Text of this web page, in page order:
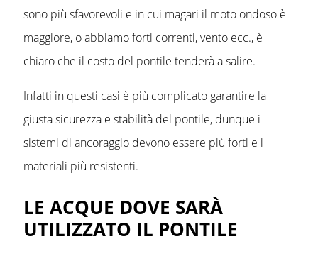
sono più sfavorevoli e in cui magari il moto ondoso è
maggiore, o abbiamo forti correnti, vento ecc., è
chiaro che il costo del pontile tenderà a salire.
Infatti in questi casi è più complicato garantire la
giusta sicurezza e stabilità del pontile, dunque i
sistemi di ancoraggio devono essere più forti e i
materiali più resistenti.
LE ACQUE DOVE SARÀ
UTILIZZATO IL PONTILE